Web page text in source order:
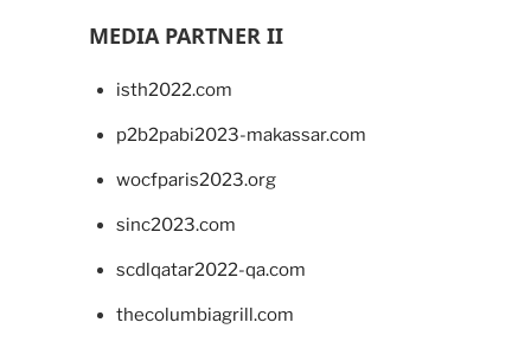
MEDIA PARTNER II
isth2022.com
p2b2pabi2023-makassar.com
wocfparis2023.org
sinc2023.com
scdlqatar2022-qa.com
thecolumbiagrill.com